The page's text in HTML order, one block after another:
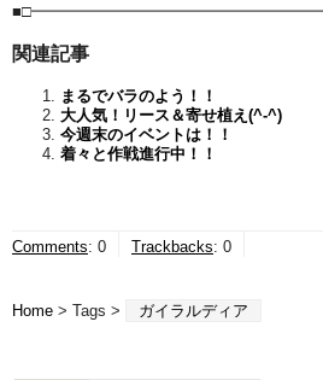
関連記事
まるでバラのよう！！
大人気！リース＆寄せ植え(^-^)
今週末のイベントは！！
着々と作戦進行中！！
Comments: 0 Trackbacks: 0
Home > Tags > ガイラルディア